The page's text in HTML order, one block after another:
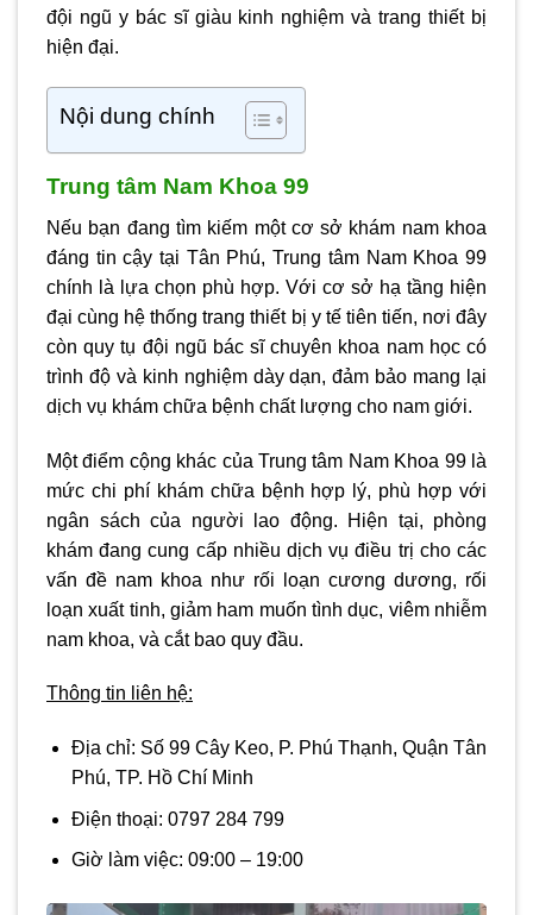
đội ngũ y bác sĩ giàu kinh nghiệm và trang thiết bị
hiện đại.
Nội dung chính
Trung tâm Nam Khoa 99
Nếu bạn đang tìm kiếm một cơ sở khám nam khoa
đáng tin cậy tại Tân Phú, Trung tâm Nam Khoa 99
chính là lựa chọn phù hợp. Với cơ sở hạ tầng hiện
đại cùng hệ thống trang thiết bị y tế tiên tiến, nơi đây
còn quy tụ đội ngũ bác sĩ chuyên khoa nam học có
trình độ và kinh nghiệm dày dạn, đảm bảo mang lại
dịch vụ khám chữa bệnh chất lượng cho nam giới.
Một điểm cộng khác của Trung tâm Nam Khoa 99 là
mức chi phí khám chữa bệnh hợp lý, phù hợp với
ngân sách của người lao động. Hiện tại, phòng
khám đang cung cấp nhiều dịch vụ điều trị cho các
vấn đề nam khoa như rối loạn cương dương, rối
loạn xuất tinh, giảm ham muốn tình dục, viêm nhiễm
nam khoa, và cắt bao quy đầu.
Thông tin liên hệ:
Địa chỉ: Số 99 Cây Keo, P. Phú Thạnh, Quận Tân
Phú, TP. Hồ Chí Minh
Điện thoại: 0797 284 799
Giờ làm việc: 09:00 – 19:00